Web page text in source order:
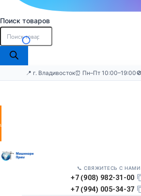
Поиск товаров
📍 г. Владивосток⏰ Пн–Пт 10:00–19:00
заявку
📞 СВЯЖИТЕСЬ С НАМИ
+7 (908) 982-31-00
+7 (994) 005-34-37